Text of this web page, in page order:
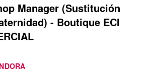
Manager (Sustitución
- Boutique ECI